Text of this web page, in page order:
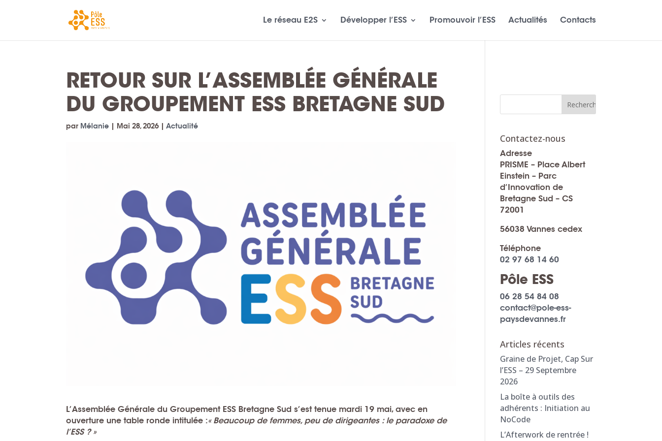
Le réseau E2S Développer l’ESS Promouvoir l’ESS Actualités Contacts
RETOUR SUR L’ASSEMBLÉE GÉNÉRALE
DU GROUPEMENT ESS BRETAGNE SUD
par Mélanie | Mai 28, 2026 |Actualité
L’Assemblée Générale du Groupement ESS Bretagne Sud s’est tenue mardi 19 mai, avec en
ouverture une table ronde intitulée :« Beaucoup de femmes, peu de dirigeantes : le paradoxe de
l’ESS ? »
Contactez-nous
Adresse
PRISME – Place Albert
Einstein – Parc
d’Innovation de
Bretagne Sud – CS
72001
56038 Vannes cedex
Téléphone
02 97 68 14 60
Pôle ESS
06 28 54 84 08
contact@pole-ess-
paysdevannes.fr
Articles récents
Graine de Projet, Cap Sur
l’ESS – 29 Septembre
2026
La boîte à outils des
adhérents : Initiation au
NoCode
L’Afterwork de rentrée !